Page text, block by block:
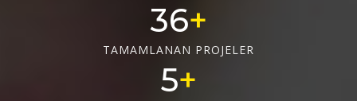
48
TAMAMLANAN PROJELER
6